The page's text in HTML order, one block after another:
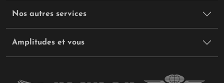
Nos autres services
Amplitudes et vous